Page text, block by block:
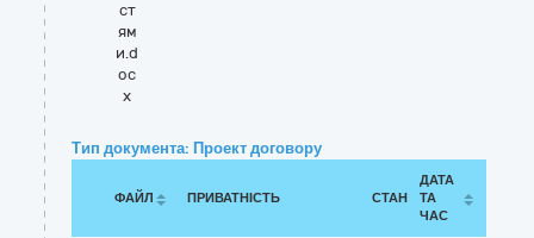
ст
ям
и.d
oc
x
Тип документа: Проект договору
ФАЙЛ ПРИВАТНІСТЬ СТАН
ДАТА
ТА
ЧАС